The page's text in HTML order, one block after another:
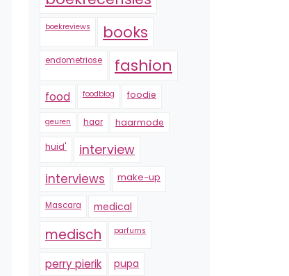
boekreviews books
endometriose fashion
food foodblog foodie
geuren haar haarmode
huid' interview
interviews make-up
Mascara medical
medisch parfums
perry pierik pupa